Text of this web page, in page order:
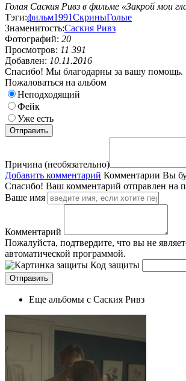
Голая Саския Ривз в фильме «Закрой мои
Тэги:фильм1991СкриныГолые
Знаменитость:Саския Ривз
Фотографий: 20
Просмотров: 11 391
Добавлен: 10.11.2016
Спасибо! Мы благодарны за вашу помощь.
Пожаловаться на альбом
Неподходящий
Фейк
Уже есть
Причина (необязательно)
Добавить комментарий Комментарии Вы
Спасибо! Ваш комментарий отправлен на
Ваше имя
Комментарий
Пожалуйста, подтвердите, что вы не
автоматической программой.
Код защиты
Еще альбомы с Саския Ривз